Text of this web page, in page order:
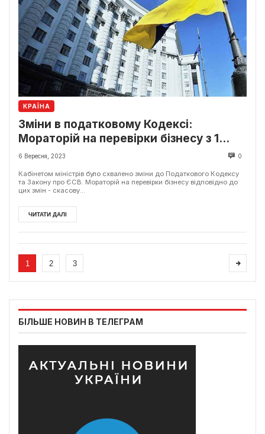
КРАЇНА
Зміни в податковому Кодексі:
Мораторій на перевірки бізнесу з 1
жовтня буде скасовано
6 Вересня, 2023 0
Кабінетом міністрів було схвалено зміни до Податкового Кодексу
та Закону про ЄСВ. Мораторій на перевірки бізнесу відповідно до
цих змін - скасову...
ЧИТАТИ ДАЛІ
1 2 3
БІЛЬШЕ НОВИН В ТЕЛЕГРАМ